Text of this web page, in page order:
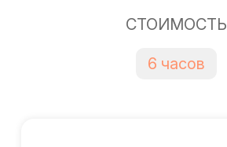
СТОИМОСТЬ
6 часов